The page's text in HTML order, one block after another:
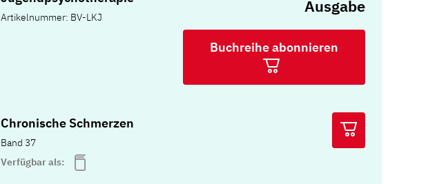
Artikelnummer: BV-LKJ
Ausgabe
Buchreihe abonnieren
Chronische Schmerzen
Band 37
Verfügbar als: